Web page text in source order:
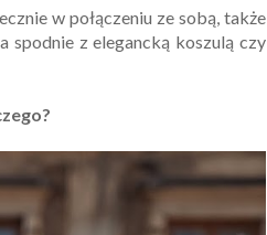
w połączeniu ze sobą, także
spodnie z elegancką koszulą czy